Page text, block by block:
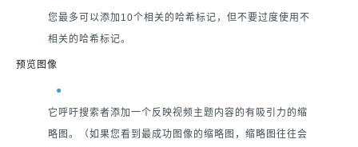
您最多可以添加10个相关的哈希标记，但不要过度使用不
相关的哈希标记。
预览图像
它呼吁搜索者添加一个反映视频主题内容的有吸引力的缩
略图。（如果您看到最成功图像的缩略图，缩略图往往会